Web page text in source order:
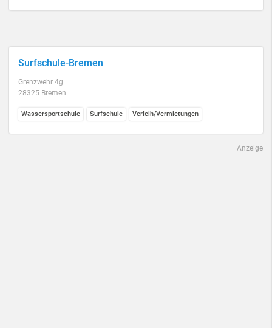
Surfschule-Bremen
Grenzwehr 4g
28325 Bremen
Wassersportschule Surfschule Verleih/Vermietungen
Anzeige